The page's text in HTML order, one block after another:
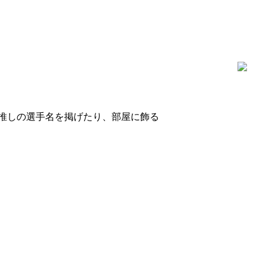
しの選手名を掲げたり、部屋に飾る